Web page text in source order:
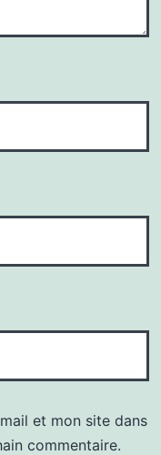
et mon site dans
commentaire.